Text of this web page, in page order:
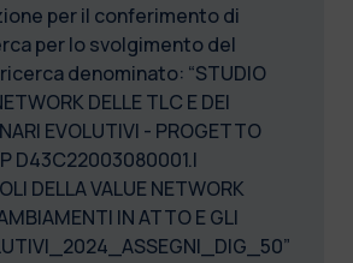
per il conferimento di
per lo svolgimento del
denominato: “STUDIO
DELLE TLC E DEI
EVOLUTIVI - PROGETTO
D43C22003080001.I
DELLA VALUE NETWORK
IN ATTO E GLI